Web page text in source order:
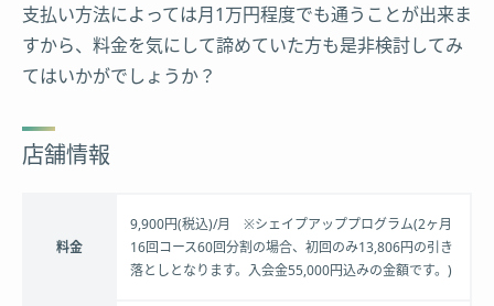
支払い方法によっては月1万円程度でも通うことが出来ま
すから、料金を気にして諦めていた方も是非検討してみ
てはいかがでしょうか？
店舗情報
料金
9,900円(税込)/月 ※シェイプアッププログラム(2ヶ月
16回コース60回分割の場合、初回のみ13,806円の引き
落としとなります。入会金55,000円込みの金額です。)